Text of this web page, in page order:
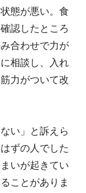
態が悪い。食
認したところ
合わせで力が
相談し、入れ
力がついて改
い」と訴えら
ずの人でした
いが起きてい
ことがありま